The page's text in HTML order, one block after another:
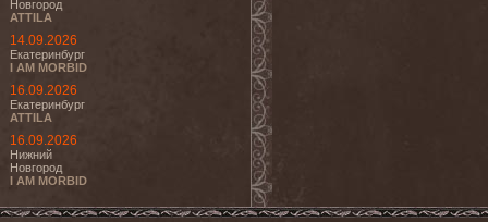
Новгород
ATTILA
14.09.2026
Екатеринбург
I AM MORBID
16.09.2026
Екатеринбург
ATTILA
16.09.2026
Нижний
Новгород
I AM MORBID